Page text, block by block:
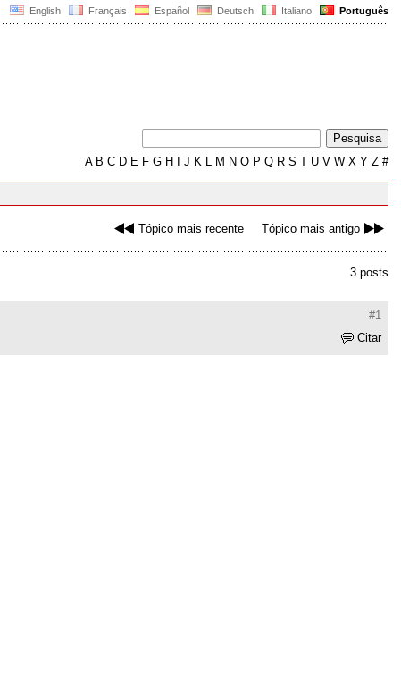
English Français Español Deutsch Italiano Português
AB C D E F G H J K L M N O P Q R S T U V W X Y Z #
Tópico mais recente Tópico mais antigo
3 posts
#1
Citar